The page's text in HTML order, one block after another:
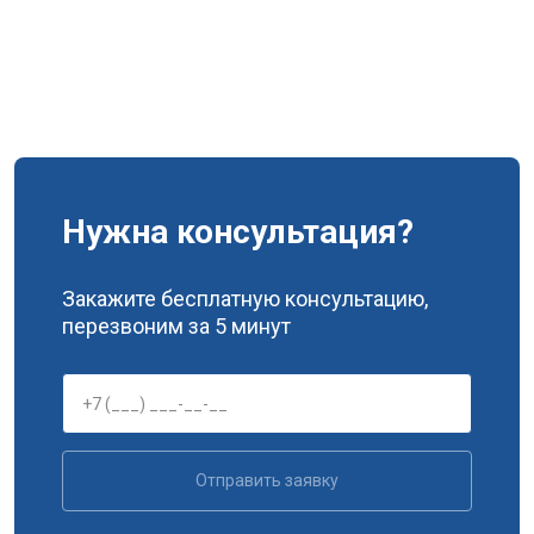
Нужна консультация?
Закажите бесплатную консультацию,
перезвоним за 5 минут
Отправить заявку